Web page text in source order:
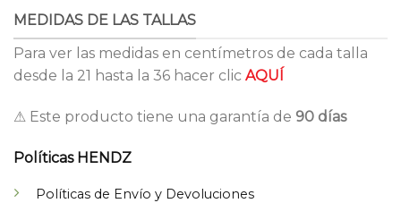
MEDIDAS DE LAS TALLAS
Para ver las medidas en centímetros de cada talla
desde la 21 hasta la 36 hacer clic AQUÍ
⚠ Este producto tiene una garantía de 90 días
Políticas HENDZ
Políticas de Envío y Devoluciones